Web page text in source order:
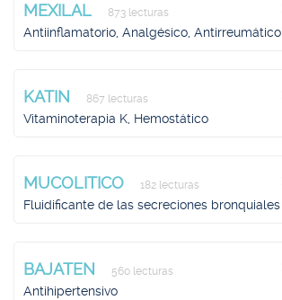
MEXILAL 873 lecturas
Antiinflamatorio, Analgésico, Antirreumático
KATIN 867 lecturas
Vitaminoterapia K, Hemostático
MUCOLITICO 182 lecturas
Fluidificante de las secreciones bronquiales
BAJATEN 560 lecturas
Antihipertensivo